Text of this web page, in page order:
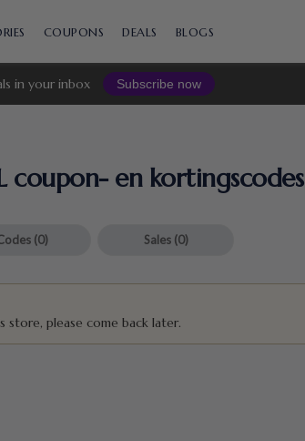
COUPONS DEALS BLOGS
in your inbox Subscribe now
coupon- en kortingscodes
(0) Sales (0)
please come back later.